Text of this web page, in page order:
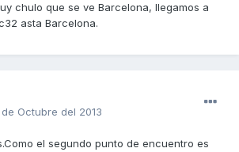
chulo que se ve Barcelona, llegamos a
asta Barcelona.
de Octubre del 2013
el segundo punto de encuentro es